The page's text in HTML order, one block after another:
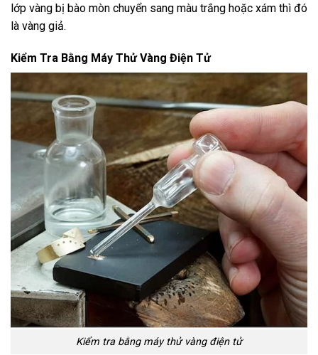
lớp vàng bị bào mòn chuyển sang màu trắng hoặc xám thì đó
là vàng giả.
Kiểm Tra Bằng Máy Thử Vàng Điện Tử
Kiểm tra bằng máy thử vàng điện tử